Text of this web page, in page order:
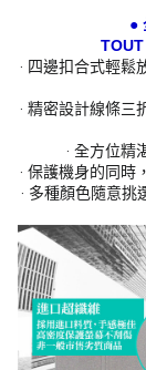
●
‧ 四邊扣合式輕鬆
‧ 精密設計線條三
‧ 全方位精
‧ 保護機身的同時
‧ 多種顏色隨意